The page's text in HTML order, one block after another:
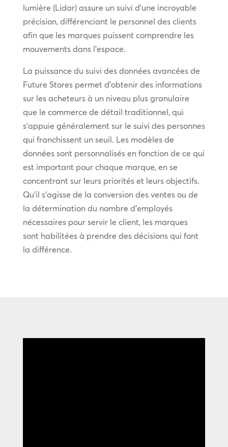
lumière (Lidar) assure un suivi d’une incroyable
précision, différenciant le personnel des clients
afin que les marques puissent comprendre les
mouvements dans l’espace.
La puissance du suivi des données avancées de
Future Stores permet d’obtenir des informations
sur les acheteurs à un niveau plus granulaire
que le commerce de détail traditionnel, qui
s’appuie généralement sur le suivi des personnes
qui franchissent un seuil. Les modèles de
données sont personnalisés en fonction de ce qui
est important pour chaque marque, en se
concentrant sur leurs priorités et leurs objectifs.
Qu’il s’agisse de la conversion des ventes ou de
la détermination du nombre d’employés
nécessaires pour servir le client, les marques
sont habilitées à prendre des décisions qui font
la différence.